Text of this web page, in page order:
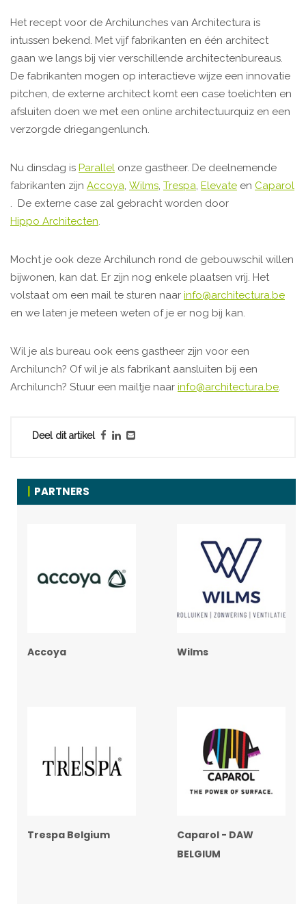
Het recept voor de Archilunches van Architectura is
intussen bekend. Met vijf fabrikanten en één architect
gaan we langs bij vier verschillende architectenbureaus.
De fabrikanten mogen op interactieve wijze een innovatie
pitchen, de externe architect komt een case toelichten en
afsluiten doen we met een online architectuurquiz en een
verzorgde driegangenlunch.
Nu dinsdag is Parallel onze gastheer. De deelnemende
fabrikanten zijn Accoya, Wilms, Trespa, Elevate en Caparol
. De externe case zal gebracht worden door
Hippo Architecten.
Mocht je ook deze Archilunch rond de gebouwschil willen
bijwonen, kan dat. Er zijn nog enkele plaatsen vrij. Het
volstaat om een mail te sturen naar info@architectura.be
en we laten je meteen weten of je er nog bij kan.
Wil je als bureau ook eens gastheer zijn voor een
Archilunch? Of wil je als fabrikant aansluiten bij een
Archilunch? Stuur een mailtje naar info@architectura.be.
Deel dit artikel
PARTNERS
Accoya Wilms
Trespa Belgium
Caparol - DAW
BELGIUM